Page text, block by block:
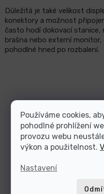
Používáme cookies,
pohodlné prohlížení
provozu webu
výkon a použitelnost.
Nastavení
Důležitá je také velikost
konektory a možnost
často hodí dokovací stanice,
brašna nebo externí
pohodlné hned po rozbalení.